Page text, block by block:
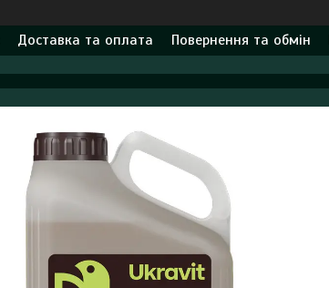
Доставка та оплата Повернення та обмін